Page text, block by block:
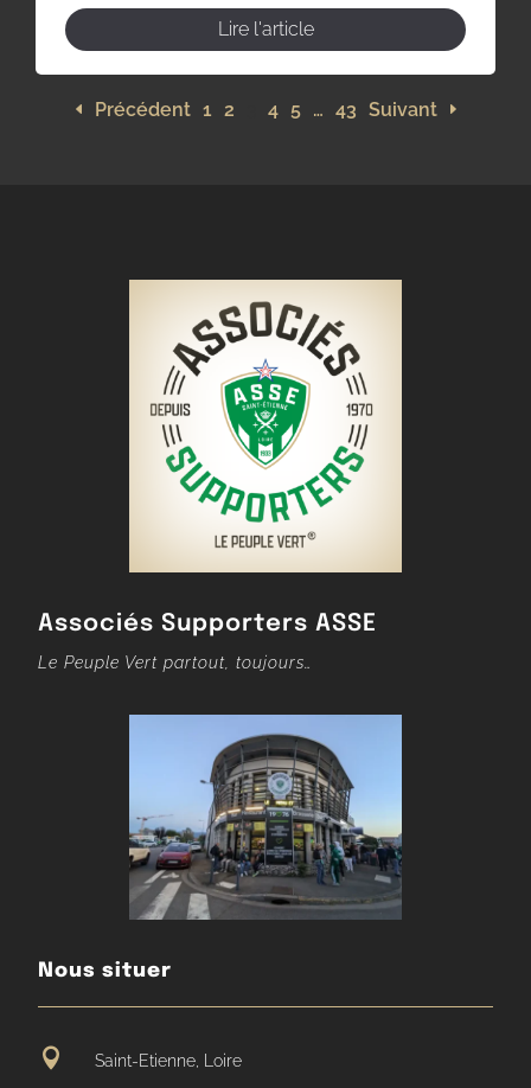
Lire l'article
Précédent 1 2 4 5 … 43 Suivant
Associés Supporters ASSE
Le Peuple Vert partout, toujours…
Nous situer
 Saint-Etienne, Loire